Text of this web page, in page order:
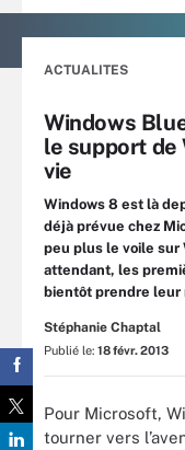
ACTUALITES
Windows
le support de
vie
Windows 8 est là
déjà prévue chez
peu plus le voile sur
attendant, les
bientôt prendre leur
Stéphanie Chaptal
Publié le: 18 févr. 2013
Pour Microsoft,
tourner vers